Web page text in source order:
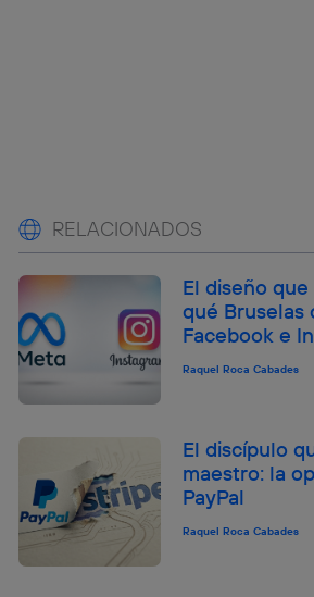
RELACIONADOS
El diseño
qué Bruselas
Facebook e
Raquel Roca Cabades
El discípulo
maestro: la
PayPal
Raquel Roca Cabades